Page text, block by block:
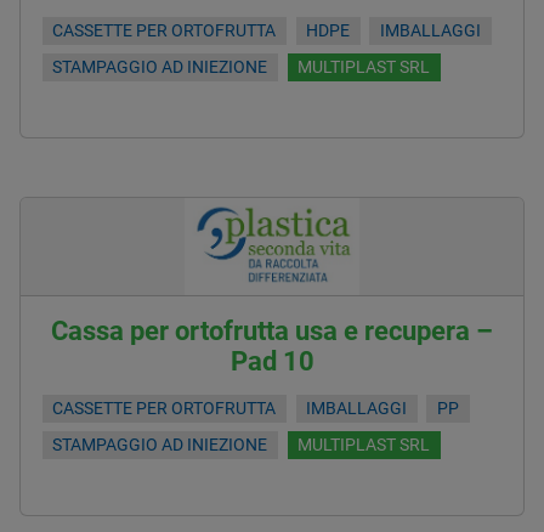
CASSETTE PER ORTOFRUTTA HDPE
IMBALLAGGI
STAMPAGGIO AD INIEZIONE
MULTIPLAST SRL
Cassa per ortofrutta usa e recupera –
Pad 10
CASSETTE PER ORTOFRUTTA IMBALLAGGI
PP
STAMPAGGIO AD INIEZIONE
MULTIPLAST SRL